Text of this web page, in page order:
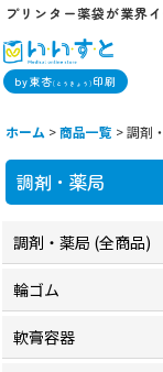
プリンター薬袋が業界イ
by東杏(とうきょう) 印刷
ホーム >商品一覧 >調剤
調剤・薬局
調剤・薬局 (全商品)
輪ゴム
軟膏容器